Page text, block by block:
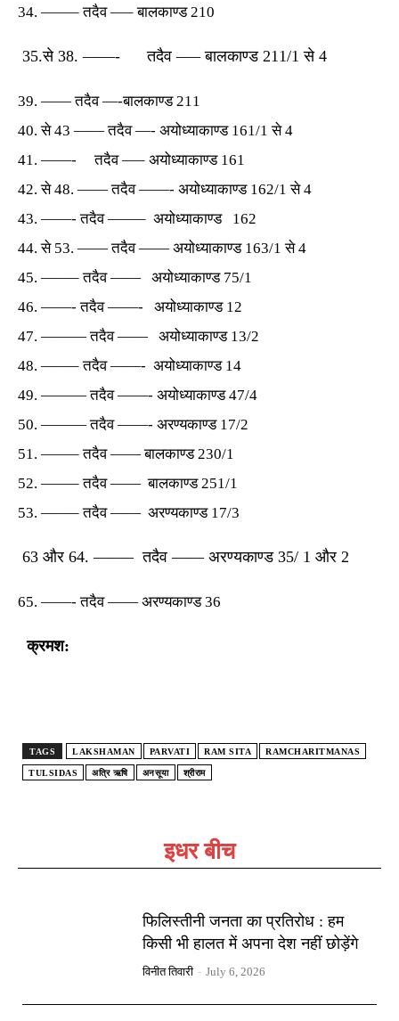
इधर बीच
फिलिस्तीनी जनता का प्रतिरोध : हम
किसी भी हालत में अपना देश नहीं छोड़ेंगे
विनीत तिवारी - July 6, 2026
——– तदैव —– बालकाण्ड 210
35.से 38. ——- तदैव —– बालकाण्ड 211/1 से 4
—— तदैव —-बालकाण्ड 211
से 43 —— तदैव —- अयोध्याकाण्ड 161/1 से 4
——- तदैव —– अयोध्याकाण्ड 161
से 48. —— तदैव ——- अयोध्याकाण्ड 162/1 से 4
——- तदैव ——– अयोध्याकाण्ड 162
से 53. —— तदैव —— अयोध्याकाण्ड 163/1 से 4
——– तदैव —— अयोध्याकाण्ड 75/1
——- तदैव ——- अयोध्याकाण्ड 12
——— तदैव —— अयोध्याकाण्ड 13/2
——– तदैव ——- अयोध्याकाण्ड 14
——— तदैव ——- अयोध्याकाण्ड 47/4
——— तदैव ——- अरण्यकाण्ड 17/2
——– तदैव —— बालकाण्ड 230/1
——– तदैव —— बालकाण्ड 251/1
——– तदैव —— अरण्यकाण्ड 17/3
63 और 64. ——– तदैव —— अरण्यकाण्ड 35/ 1 और 2
——- तदैव —— अरण्यकाण्ड 36
क्रमश:
TAGS LAKSHAMAN PARVATI RAM SITA RAMCHARITMANAS
TULSIDAS अत्रि ऋषि अनसूया श्रीराम